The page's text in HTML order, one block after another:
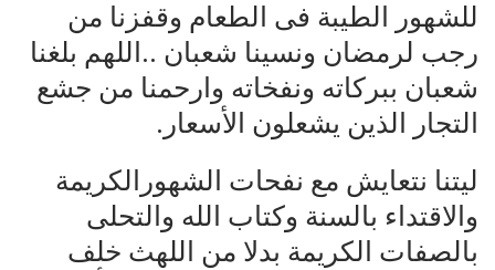
للشهور الطيبة فى الطعام وقفزنا من
رجب لرمضان ونسينا شعبان ..اللهم بلغنا
شعبان ببركاته ونفخاته وارحمنا من جشع
التجار الذين يشعلون الأسعار.
ليتنا نتعايش مع نفحات الشهورالكريمة
والاقتداء بالسنة وكتاب الله والتحلى
بالصفات الكريمة بدلا من اللهث خلف